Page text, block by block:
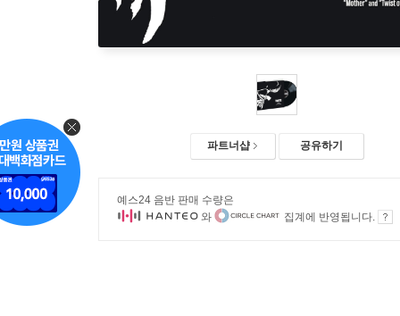
파트너샵 공유하기
예스24 음반 판매 수량은
와
집계에 반영됩니다.